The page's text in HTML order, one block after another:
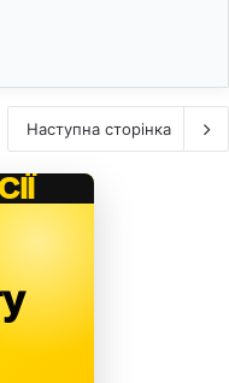
Наступна сторінка